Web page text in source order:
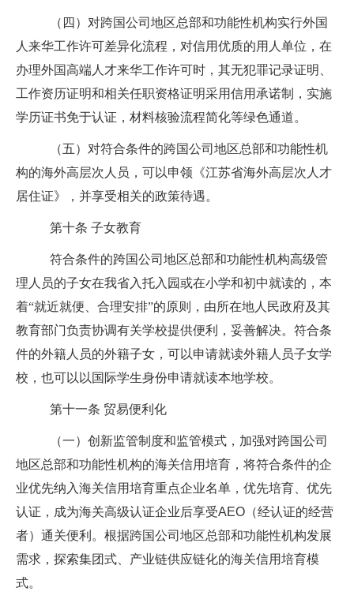
（四）对跨国公司地区总部和功能性机构实行外国
人来华工作许可差异化流程，对信用优质的用人单位，在
办理外国高端人才来华工作许可时，其无犯罪记录证明、
工作资历证明和相关任职资格证明采用信用承诺制，实施
学历证书免于认证，材料核验流程简化等绿色通道。
（五）对符合条件的跨国公司地区总部和功能性机
构的海外高层次人员，可以申领《江苏省海外高层次人才
居住证》，并享受相关的政策待遇。
第十条 子女教育
符合条件的跨国公司地区总部和功能性机构高级管
理人员的子女在我省入托入园或在小学和初中就读的，本
着“就近就便、合理安排”的原则，由所在地人民政府及其
教育部门负责协调有关学校提供便利，妥善解决。符合条
件的外籍人员的外籍子女，可以申请就读外籍人员子女学
校，也可以以国际学生身份申请就读本地学校。
第十一条 贸易便利化
（一）创新监管制度和监管模式，加强对跨国公司
地区总部和功能性机构的海关信用培育，将符合条件的企
业优先纳入海关信用培育重点企业名单，优先培育、优先
认证，成为海关高级认证企业后享受AEO （经认证的经营
者）通关便利。根据跨国公司地区总部和功能性机构发展
需求，探索集团式、产业链供应链化的海关信用培育模
式。